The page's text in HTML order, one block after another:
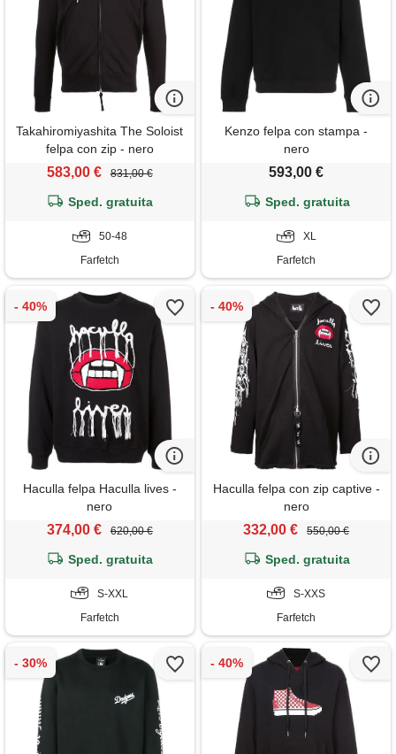
Takahiromiyashita The Soloist
felpa con zip - nero
583,00 € 831,00 €
Sped. gratuita
50-48
Farfetch
Kenzo felpa con stampa -
nero
593,00 €
Sped. gratuita
XL
Farfetch
Haculla felpa Haculla lives -
nero
374,00 € 620,00 €
Sped. gratuita
S-XXL
Farfetch
Haculla felpa con zip captive -
nero
332,00 € 550,00 €
Sped. gratuita
S-XXS
Farfetch